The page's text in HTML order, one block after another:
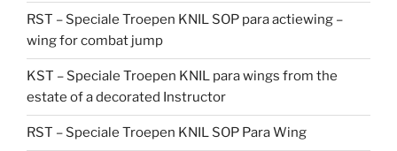
RST – Speciale Troepen KNIL SOP para actiewing –
wing for combat jump
KST – Speciale Troepen KNIL para wings from the
estate of a decorated Instructor
RST – Speciale Troepen KNIL SOP Para Wing